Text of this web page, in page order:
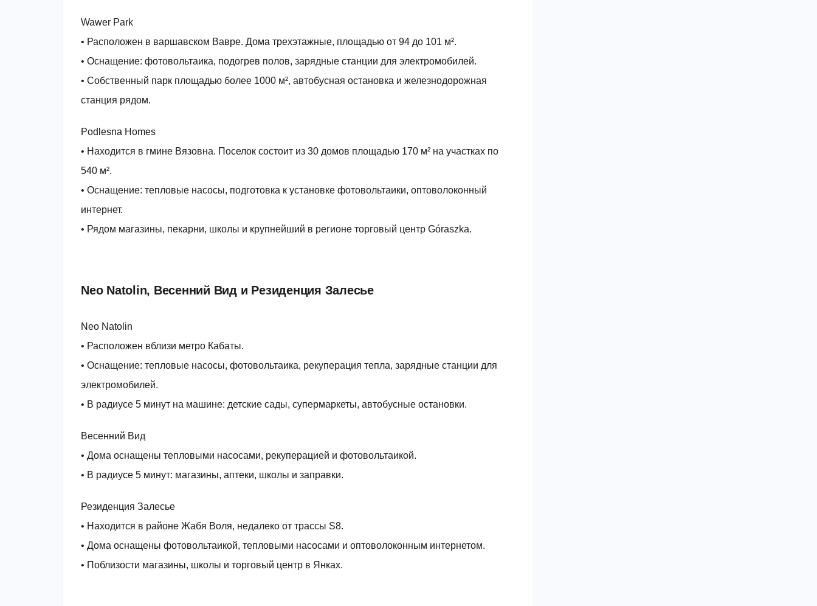
Wawer Park
• Расположен в варшавском Вавре. Дома трехэтажные, площадью от 94 до 101 м².
• Оснащение: фотовольтаика, подогрев полов, зарядные станции для электромобилей.
• Собственный парк площадью более 1000 м², автобусная остановка и железнодорожная
станция рядом.
Podlesna Homes
• Находится в гмине Вязовна. Поселок состоит из 30 домов площадью 170 м² на участках по
540 м².
• Оснащение: тепловые насосы, подготовка к установке фотовольтаики, оптоволоконный
интернет.
• Рядом магазины, пекарни, школы и крупнейший в регионе торговый центр Góraszka.
Neo Natolin, Весенний Вид и Резиденция Залесье
Neo Natolin
• Расположен вблизи метро Кабаты.
• Оснащение: тепловые насосы, фотовольтаика, рекуперация тепла, зарядные станции для
электромобилей.
• В радиусе 5 минут на машине: детские сады, супермаркеты, автобусные остановки.
Весенний Вид
• Дома оснащены тепловыми насосами, рекуперацией и фотовольтаикой.
• В радиусе 5 минут: магазины, аптеки, школы и заправки.
Резиденция Залесье
• Находится в районе Жабя Воля, недалеко от трассы S8.
• Дома оснащены фотовольтаикой, тепловыми насосами и оптоволоконным интернетом.
• Поблизости магазины, школы и торговый центр в Янках.